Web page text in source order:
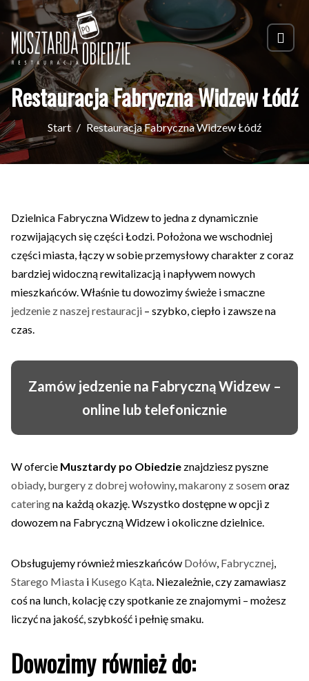
Restauracja Fabryczna Widzew Łódź
Start Restauracja Fabryczna Widzew Łódź
Dzielnica Fabryczna Widzew to jedna z dynamicznie
rozwijających się części Łodzi. Położona we wschodniej
części miasta, łączy w sobie przemysłowy charakter z coraz
bardziej widoczną rewitalizacją i napływem nowych
mieszkańców. Właśnie tu dowozimy świeże i smaczne
jedzenie z naszej restauracji – szybko, ciepło i zawsze na
czas.
Zamów jedzenie na Fabryczną Widzew –
online lub telefonicznie
W ofercie Musztardy po Obiedzie znajdziesz pyszne
obiady, burgery z dobrej wołowiny, makarony z sosemoraz
cateringna każdą okazję. Wszystko dostępne w opcji z
dowozem na Fabryczną Widzew i okoliczne dzielnice.
Obsługujemy również mieszkańców Dołów Fabrycznej
Starego Miasta i Kusego Kąta . Niezależnie, czy zamawiasz
coś na lunch, kolację czy spotkanie ze znajomymi – możesz
liczyć na jakość, szybkość i pełnię smaku.
Dowozimy również do: